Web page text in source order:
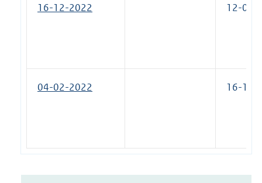
16-12-2022 12-06-
04-02-2022 16-12-